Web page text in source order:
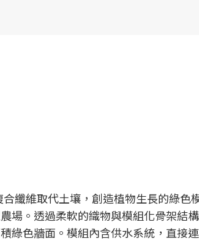
纖維取代土壤，創造植物生長的綠色
場。透過柔軟的織物與模組化骨架結
綠色牆面。模組內含供水系統，直接